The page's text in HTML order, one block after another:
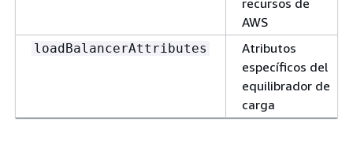
recursos de
AWS
loadBalancerAttributes
Atributos
específicos del
equilibrador de
carga